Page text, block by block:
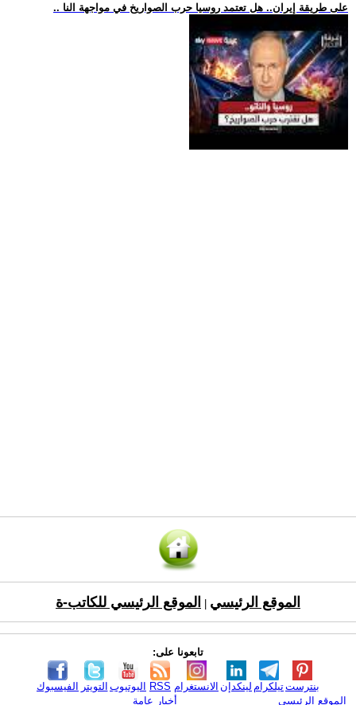
.. على طريقة إيران.. هل تعتمد روسيا حرب الصواريخ في مواجهة النا
الموقع الرئيسي الموقع الرئيسي للكاتب-ة
تابعونا على:
الفيسبوك التويتر اليوتيوب RSS الانستغرام لينكدإن تيلكرامبنترست
الموقع الرئيسي
أخبار عامة